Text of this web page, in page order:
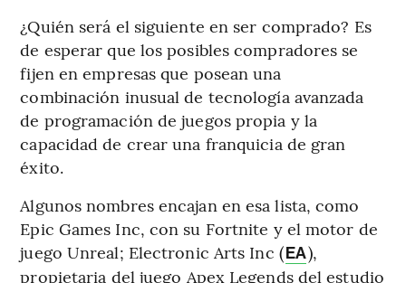
¿Quién será el siguiente en ser comprado? Es
de esperar que los posibles compradores se
fijen en empresas que posean una
combinación inusual de tecnología avanzada
de programación de juegos propia y la
capacidad de crear una franquicia de gran
éxito.
Algunos nombres encajan en esa lista, como
Epic Games Inc, con su Fortnite y el motor de
juego Unreal; Electronic Arts Inc (EA),
propietaria del juego Apex Legends del estudio